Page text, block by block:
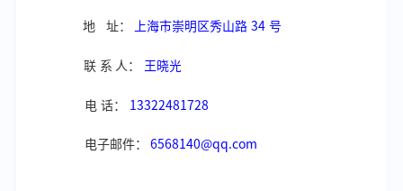
地 址： 上海市崇明区秀山路 34 号
联 系 人： 王晓光
电 话： 13322481728
电子邮件： 6568140@qq.com